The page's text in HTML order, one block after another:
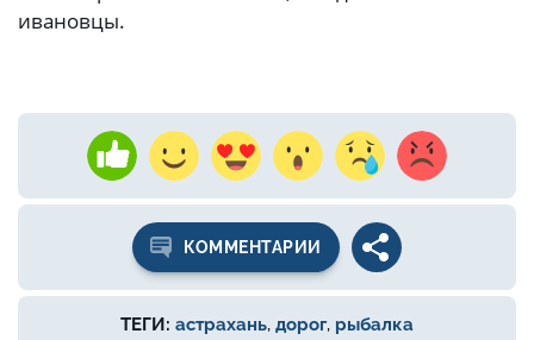
ивановцы.
КОММЕНТАРИИ
ТЕГИ: астрахань, дорог, рыбалка